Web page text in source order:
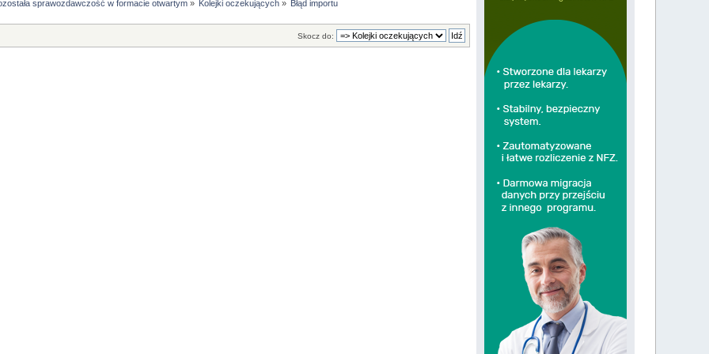
sprawozdawczość w formacie otwartym» Kolejki oczekujących » Błąd importu
Skocz do: